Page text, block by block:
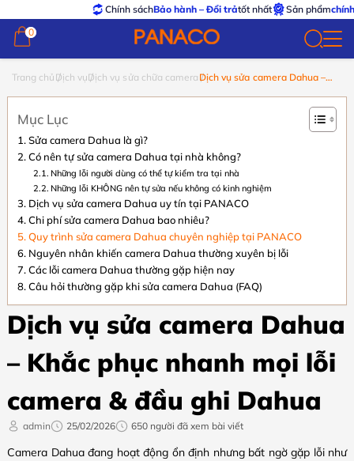
Chính sáchBảo hành – Đổi trảtốt nhất Sản phẩmchính hãng
0
0
Trang chủ Dịch vụDịch vụ sửa chữa camera Dịch vụ sửa camera Dahua –
Mục Lục
Sửa camera Dahua là gì?
Có nên tự sửa camera Dahua tại nhà không?
Những lỗi người dùng có thể tự kiểm tra tại nhà
Những lỗi KHÔNG nên tự sửa nếu không có kinh nghiệm
Dịch vụ sửa camera Dahua uy tín tại PANACO
Chi phí sửa camera Dahua bao nhiêu?
Quy trình sửa camera Dahua chuyên nghiệp tại PANACO
Nguyên nhân khiến camera Dahua thường xuyên bị lỗi
Các lỗi camera Dahua thường gặp hiện nay
Câu hỏi thường gặp khi sửa camera Dahua (FAQ)
Dịch vụ sửa camera Dahua
– Khắc phục nhanh mọi lỗi
camera & đầu ghi Dahua
admin 25/02/2026 650 người đã xem bài viết
Camera Dahua đang hoạt động ổn định nhưng bất ngờ gặp lỗi như